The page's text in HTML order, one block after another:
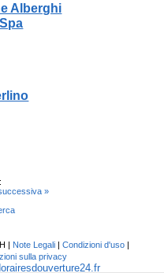
Alberghi
»
| Note Legali| Condizioni d'uso|
sulla privacy